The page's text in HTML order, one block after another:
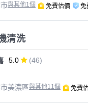
與其他1個 免費估價 免
清洗
5.0 (46)
美濃區與其他11個 免費